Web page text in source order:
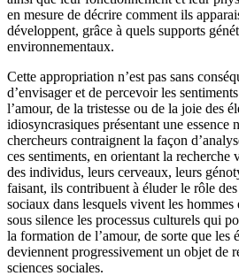
en mesure de décrire comment ils
développent, grâce à quels supports
environnementaux.
Cette appropriation n’est pas sans
d’envisager et de percevoir les
l’amour, de la tristesse ou de la joie des
idiosyncrasiques présentant une essence
chercheurs contraignent la façon
ces sentiments, en orientant la recherche
des individus, leurs cerveaux, leurs
faisant, ils contribuent à éluder le rôle
sociaux dans lesquels vivent les hommes
sous silence les processus culturels qui
la formation de l’amour, de sorte que les
deviennent progressivement un objet de
sciences sociales.